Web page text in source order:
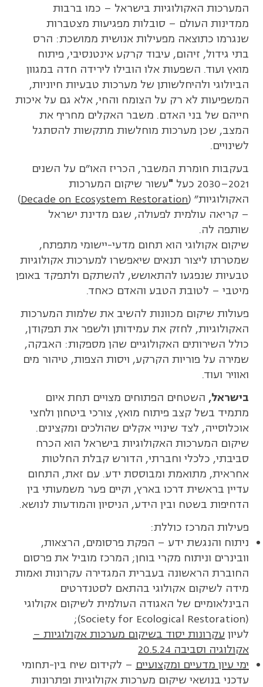
המערכות האקולוגיות בישראל – כמו ברבות
ממדינות העולם – סובלות מפגיעות מצטברות
שנגרמו כתוצאה מפעילות אנושית ממושכת: הרס
בתי גידול, זיהום, עיבוד קרקע אינטנסיבי, פיתוח
מואץ ועוד. השפעות אלו הובילו לירידה חדה במגוון
הביולוגי ולהיחלשותן של מערכות טבעיות חיוניות,
המשפיעות לא רק על הצומח והחי, אלא גם על איכות
חייהם של בני האדם. משבר האקלים מחריף את
המצב, שכן מערכות מוחלשות מתקשות להסתגל
לשינויים.
בעקבות חומרת המשבר, הכריז האו"ם על השנים
2021–2030 כעל
"עשור שיקום המערכות
האקולוגיות" (Decade on Ecosystem Restoration
)
– קריאה עולמית לפעולה, שגם מדינת ישראל
שותפה לה.
שיקום אקולוגי הוא תחום מדעי-יישומי מתפתח,
שמטרתו ליצור תנאים שיאפשרו למערכות אקולוגיות
טבעיות שנפגעו להתאושש, להשתקם ולתפקד באופן
מיטבי – לטובת הטבע והאדם כאחד.
פעולות שיקום מכוונות להשיב את שלמות המערכות
האקולוגיות, לחזק את עמידותן ולשפר את תפקודן,
כולל השירותים האקולוגיים שהן מספקות: האבקה,
שמירה על פוריות הקרקע, ויסות הצפות, טיהור מים
ואוויר ועוד.
בישראל, השטחים הפתוחים מצויים תחת איום
מתמיד בשל קצב פיתוח מואץ, צורכי ביטחון ולחצי
אוכלוסייה, לצד שינויי אקלים שהולכים ומקצינים.
שיקום המערכות האקולוגיות בישראל הוא הכרח
סביבתי, כלכלי וחברתי, הדורש קבלת החלטות
אחראית, מתואמת ומבוססת ידע. עם זאת, התחום
עדיין בראשית דרכו בארץ, וקיים פער משמעותי בין
הדחיפות בשטח ובין הידע, הניסיון והמודעות לנושא.
פעילות המרכז כוללת:
ניתוח והנגשת ידע – הפקת פרסומים, הרצאות,
וובינרים וניתוח מקרי בוחן; המרכז מוביל את פרסום
החוברת הראשונה בעברית המגדירה עקרונות ואמות
מידה לשיקום אקולוגי בהתאם לסטנדרטים
הבינלאומיים של האגודה העולמית לשיקום אקולוגי
(Society for Ecological Restoration);
לעיון עקרונות יסוד בשיקום מערכות אקולוגיות –
אקולוגיה וסביבה 20.5.24
ימי עיון מדעיים ומקצועיים – לקידום שיח בין-תחומי
עדכני בנושאי שיקום מערכות אקולוגיות ופתרונות